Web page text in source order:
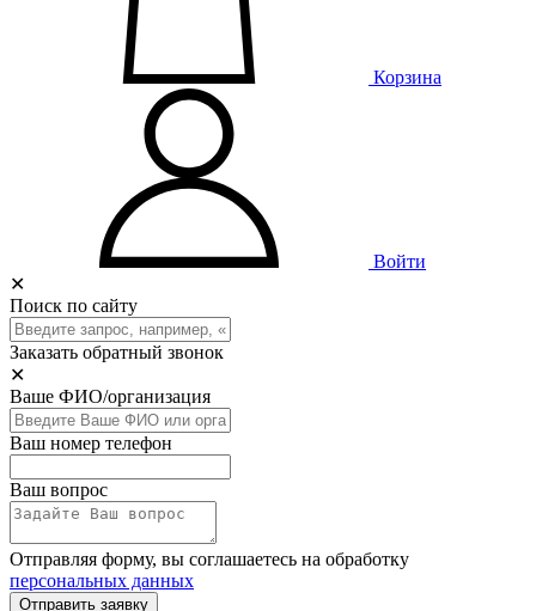
Корзина
Войти
✕
Поиск по сайту
Заказать обратный звонок
✕
Ваше ФИО/организация
Ваш номер телефон
Ваш вопрос
Отправляя форму, вы соглашаетесь на обработку
персональных данных
Отправить заявку